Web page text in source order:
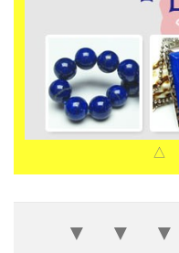
△
▼ ▼ ▼